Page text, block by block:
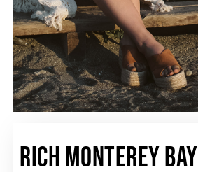
Rich Monterey Bay